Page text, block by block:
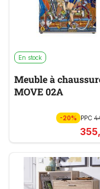
En stock
Meuble à
MOVE 02A
-20% PPC